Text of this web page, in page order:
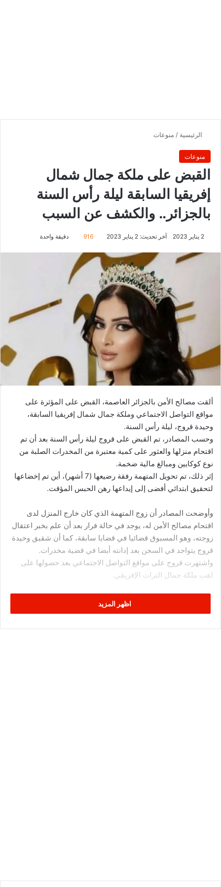
الرئيسية / منوعات
منوعات
القبض على ملكة جمال شمال
إفريقيا السابقة ليلة رأس السنة
بالجزائر.. والكشف عن السبب
2 يناير 2023 آخر تحديث: 2 يناير 2023 916 دقيقة واحدة
ألقت مصالح الأمن بالجزائر العاصمة، القبض على المؤثرة على
مواقع التواصل الاجتماعي وملكة جمال شمال إفريقيا السابقة،
وحيدة قروج، ليلة رأس السنة.
وحسب المصادر، تم القبض على قروج ليلة رأس السنة بعد أن تم
اقتحام منزلها والعثور على كمية معتبرة من المخدرات الصلبة من
نوع كوكايين ومبالغ مالية ضخمة.
إثر ذلك، تم تحويل المتهمة رفقة رضيعها (7 أشهر)، أين تم إخضاعها
لتحقيق ابتدائي أفضى إلى إيداعها رهن الحبس المؤقت.
وأوضحت المصادر أن زوج المتهمة الذي كان خارج المنزل لدى
اقتحام مصالح الأمن له، يوجد في حالة فرار بعد أن علم بخبر اعتقال
زوجته، وهو المسبوق قضائيا في قضايا سابقة، كما أن شقيق وحيدة
قروج يتواجد في السجن بعد إدانته أيضا في قضية مخدرات.
واشتهرت قروج على مواقع التواصل الاجتماعي بعد حصولها على
لقب ملكة جمال التراث الإفريقي.
اظهر المزيد